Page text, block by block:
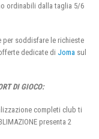
ordinabili dalla taglia 5/6
per soddisfare le richieste
dedicate di Joma sul
DI GIOCO:
completi club ti
presenta 2